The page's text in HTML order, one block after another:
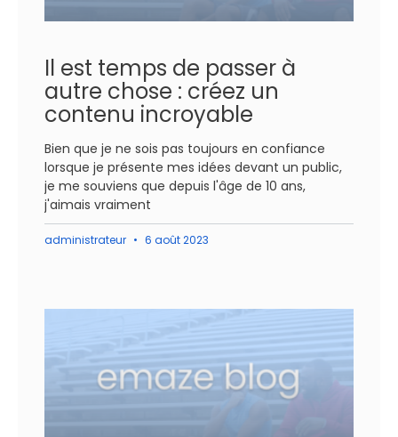
Il est temps de passer à
autre chose : créez un
contenu incroyable
Bien que je ne sois pas toujours en confiance
lorsque je présente mes idées devant un public,
je me souviens que depuis l'âge de 10 ans,
j'aimais vraiment
administrateur 6 août 2023